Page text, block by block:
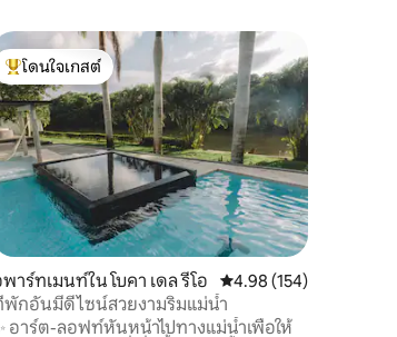
5 จาก 5, 7 รีวิว
โดนใจเกสต์ที่สุด
โดนใจเกสต์
าร์ทเมนท์ใน โบคา เดล รีโอ คะแนนเฉลี่ย 4.98 จาก
4.98 (154)
กอันมีดีไซน์สวยงามริมแม่น้ำ
อาร์ต-ลอฟท์หันหน้าไปทางแม่น้ำเพื่อให้